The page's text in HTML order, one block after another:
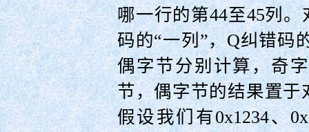
哪一行的第44至45列
码的“一列”，Q纠错码
偶字节分别计算，奇
节，偶字节的结果置
假设我们有0x1234、